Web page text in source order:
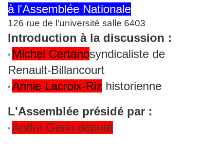
à l'Assemblée Nationale
126 rue de l'université salle 6403
Introduction à la discussion :
* Michel Certanosyndicaliste de
Renault-Billancourt
* Annie Lacroix-Riz historienne
L'Assemblée présidé par :
* André Gerin député